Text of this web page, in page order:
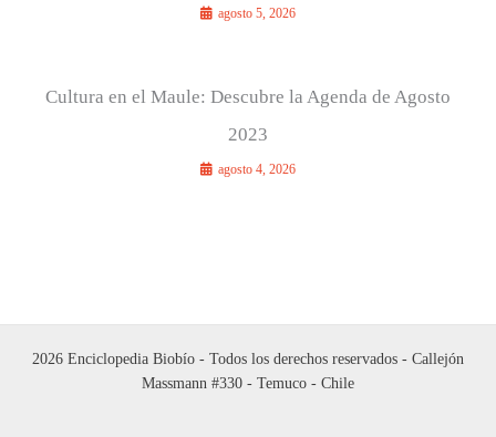
agosto 5, 2026
Cultura en el Maule: Descubre la Agenda de Agosto
2023
agosto 4, 2026
2026 Enciclopedia Biobío - Todos los derechos reservados - Callejón
Massmann #330 - Temuco - Chile